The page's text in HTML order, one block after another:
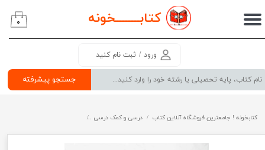
کتابــــــــخونه
جستجو پیشرفته
ورود / ثبت نام کنید
حساب کاربری من
سفارشات
۰
کتابخونه ! جامعترین فروشگاه آنلاین کتاب درسی و کمک درسی